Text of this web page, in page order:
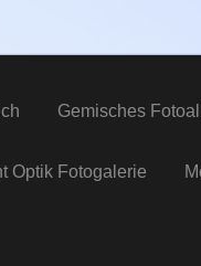
Gemisches
Optik Fotogalerie